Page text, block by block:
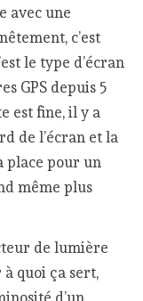
avec une
c’est
le type d’écran
GPS depuis 5
est fine, il y a
de l’écran et la
place pour un
même plus
de lumière
quoi ça sert,